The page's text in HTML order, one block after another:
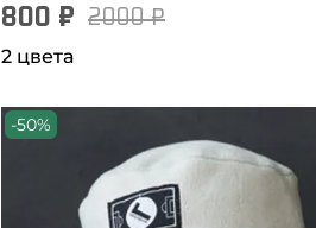
800 ₽ 2000 ₽
2 цвета
-50%